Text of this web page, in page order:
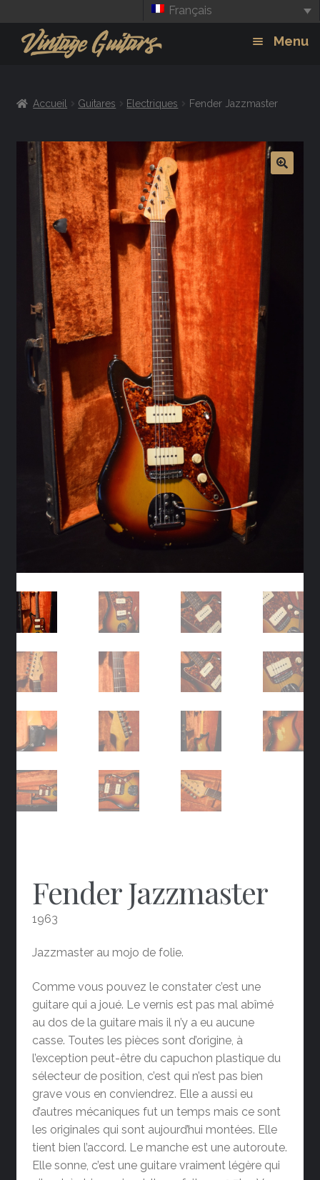
Français
Menu
Amplis
Effets
Accueil Guitares Electriques Fender Jazzmaster
Fender Jazzmaster
1963
Jazzmaster au mojo de folie.
Comme vous pouvez le constater c’est une
guitare qui a joué. Le vernis est pas mal abîmé
au dos de la guitare mais il n’y a eu aucune
casse. Toutes les pièces sont d’origine, à
l’exception peut-être du capuchon plastique du
sélecteur de position, c’est qui n’est pas bien
grave vous en conviendrez. Elle a aussi eu
d’autres mécaniques fut un temps mais ce sont
les originales qui sont aujourd’hui montées. Elle
tient bien l’accord. Le manche est une autoroute.
Elle sonne, c’est une guitare vraiment légère qui